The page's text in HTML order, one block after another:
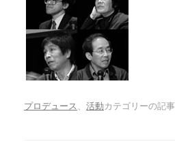
プロデュース 活動カテゴリーの記事